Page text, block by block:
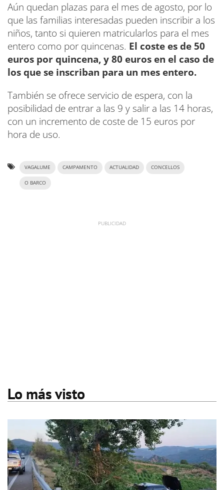
Aún quedan plazas para el mes de agosto, por lo
que las familias interesadas pueden inscribir a los
niños, tanto si quieren matricularlos para el mes
entero como por quincenas. El coste es de 50
euros por quincena, y 80 euros en el caso de
los que se inscriban para un mes entero.
También se ofrece servicio de espera, con la
posibilidad de entrar a las 9 y salir a las 14 horas,
con un incremento de coste de 15 euros por
hora de uso.
VAGALUME CAMPAMENTO ACTUALIDAD CONCELLOS
O BARCO
Lo más visto